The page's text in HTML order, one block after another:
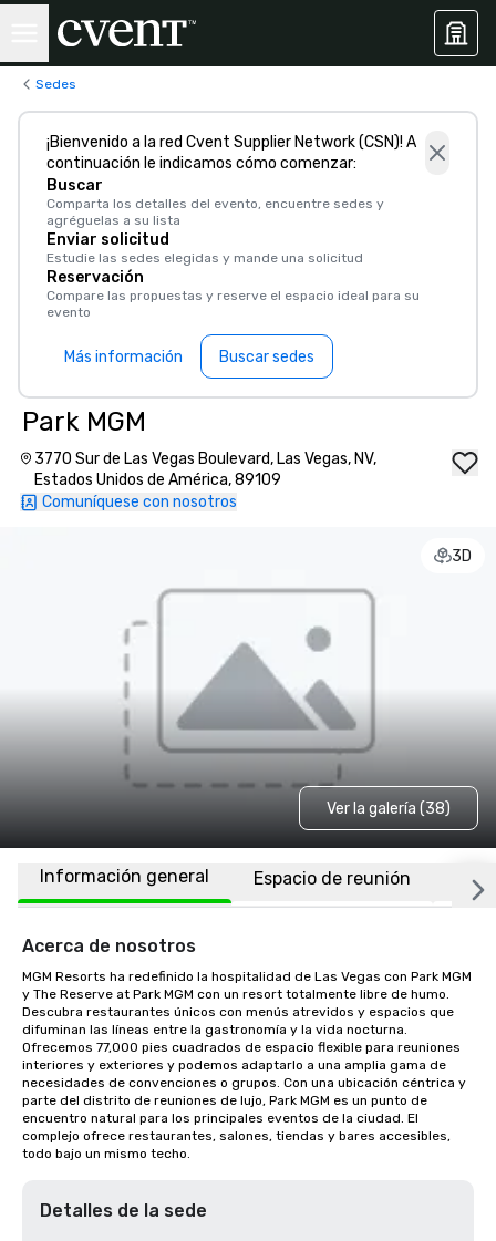
Sedes
¡Bienvenido a la red Cvent Supplier Network (CSN)! A
continuación le indicamos cómo comenzar:
Buscar
Comparta los detalles del evento, encuentre sedes y
agréguelas a su lista
Enviar solicitud
Estudie las sedes elegidas y mande una solicitud
Reservación
Compare las propuestas y reserve el espacio ideal para su
evento
Más información Buscar sedes
Park MGM
3770 Sur de Las Vegas Boulevard, Las Vegas, NV,
Estados Unidos de América, 89109
Comuníquese con nosotros
3D
Ver la galería (38)
Información general Espacio de reunión
Acerca de nosotros
MGM Resorts ha redefinido la hospitalidad de Las Vegas con Park MGM
y The Reserve at Park MGM con un resort totalmente libre de humo.
Descubra restaurantes únicos con menús atrevidos y espacios que
difuminan las líneas entre la gastronomía y la vida nocturna.
Ofrecemos 77,000 pies cuadrados de espacio flexible para reuniones
interiores y exteriores y podemos adaptarlo a una amplia gama de
necesidades de convenciones o grupos. Con una ubicación céntrica y
parte del distrito de reuniones de lujo, Park MGM es un punto de
encuentro natural para los principales eventos de la ciudad. El
complejo ofrece restaurantes, salones, tiendas y bares accesibles,
todo bajo un mismo techo.
Detalles de la sede